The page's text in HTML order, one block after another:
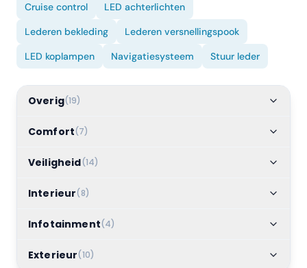
Cruise control
LED achterlichten
Lederen bekleding
Lederen versnellingspook
LED koplampen
Navigatiesysteem Stuur leder
Overig(19)
Comfort(7)
Veiligheid(14)
Interieur(8)
Infotainment(4)
Exterieur(10)